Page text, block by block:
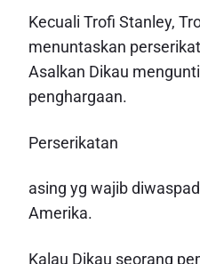
Kecuali Trofi Stanley,
menuntaskan
Asalkan Dikau
penghargaan.
Perserikatan
asing yg wajib
Amerika.
Kalau Dikau seorang